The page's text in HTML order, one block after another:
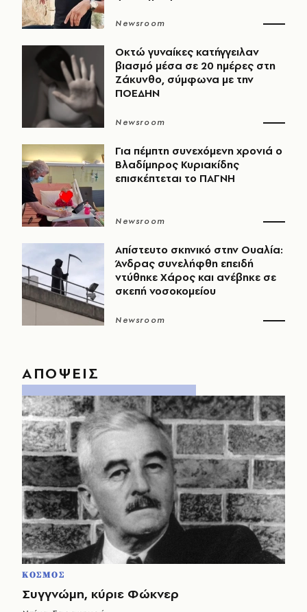
Newsroom
Οκτώ γυναίκες κατήγγειλαν
βιασμό μέσα σε 20 ημέρες στη
Ζάκυνθο, σύμφωνα με την
ΠΟΕΔΗΝ
Newsroom
Για πέμπτη συνεχόμενη χρονιά ο
Βλαδίμηρος Κυριακίδης
επισκέπτεται το ΠΑΓΝΗ
Newsroom
Απίστευτο σκηνικό στην Ουαλία:
Άνδρας συνελήφθη επειδή
ντύθηκε Χάρος και ανέβηκε σε
σκεπή νοσοκομείου
Newsroom
ΑΠΟΨΕΙΣ
ΚΟΣΜΟΣ
Συγγνώμη, κύριε Φώκνερ